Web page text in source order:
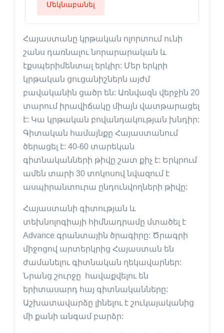
Մեկնաբանել
Հայաստանը կրթական ոլորտում ունի
շանս դառնալու նորարարական և
էքսպերիմենտալ երկիր: Մեր երկրի
կրթական ցուցանիշներն այժմ
բավականին ցածր են: Առնվազն վերջին 20
տարում իրավիճակը միայն վատթարացել
է: Կա կրթական բովանդակության խնդիր:
Գիտական համայնքը Հայաստանում
ծերացել է: 40-60 տարեկան
գիտնականների թիվը շատ քիչ է: Երկրում
ամեն տարի 30 տոկոսով նվազում է
ասպիրանտուրա ընդունվողների թիվը:
Հայաստանի գիտության և
տեխնոլոգիայի հիմնադրամը մտածել է
Advance գրանտային ծրագիրը: Ծրագրի
միջոցով արտերկրից Հայաստան են
ժամանելու գիտնական ղեկավարներ:
Նրանց շուրջը հավաքվելու են
երիտասարդ հայ գիտնականները:
Աշխատավարձը լինելու է շուկայականից
մի քանի անգամ բարձր: